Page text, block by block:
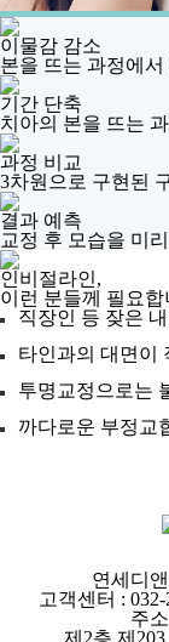
이물감 감소
본을 뜨는 과정에
기간 단축
치아의 본을 뜨는
과정 비교
3차원으로 구현된
결과 예측
교정 후 모습을 미
인비절라인,
이런 분들께 필요합
직장인 등 잦은
타인과의 대면이
투명교정으로는
까다로운 부정교
연세디
고객센터 : 032-
주
제2층 제